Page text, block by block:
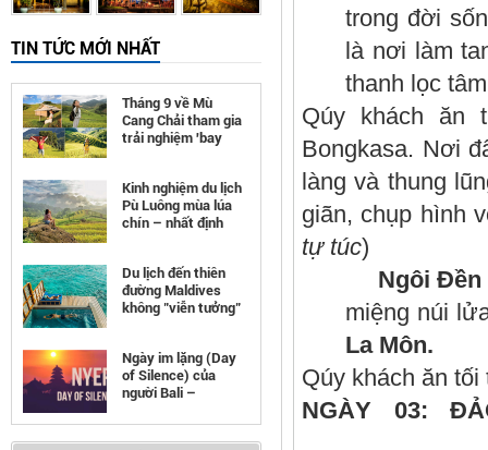
TIN TỨC MỚI NHẤT
Tháng 9 về Mù
Cang Chải tham gia
trải nghiệm 'bay
Kinh nghiệm du lịch
Pù Luông mùa lúa
chín – nhất định
Du lịch đến thiên
đường Maldives
không "viễn tưởng"
Ngày im lặng (Day
of Silence) của
người Bali –
trong đời
là nơi làm
thanh lọc
Qúy khách
Bongkasa. Nơi
làng và thung
giãn, chụp hình
tự túc)
Ngôi Đền
miệng núi
La Môn.
Qúy khách ăn